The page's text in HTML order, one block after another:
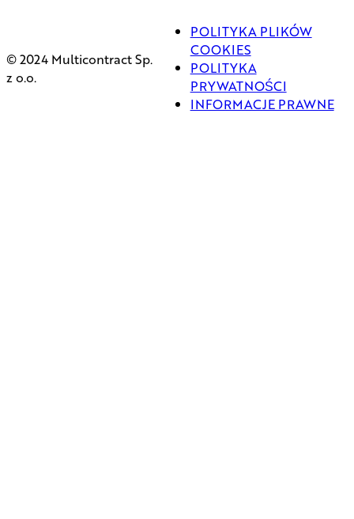
© 2024 Multicontract Sp.
z o.o.
POLITYKA PLIKÓW
COOKIES
POLITYKA
PRYWATNOŚCI
INFORMACJE PRAWNE